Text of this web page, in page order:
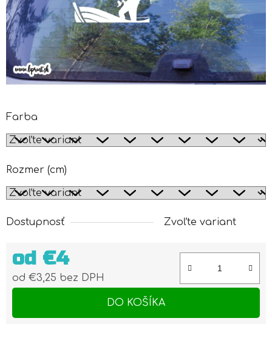
Farba
Rozmer (cm)
Dostupnosť Zvoľte variant
od €4
od €3,25 bez DPH
DO KOŠÍKA